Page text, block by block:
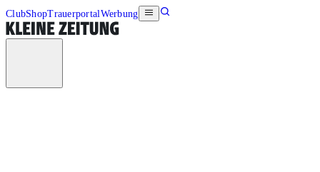
ClubShopTrauerportalWerbung